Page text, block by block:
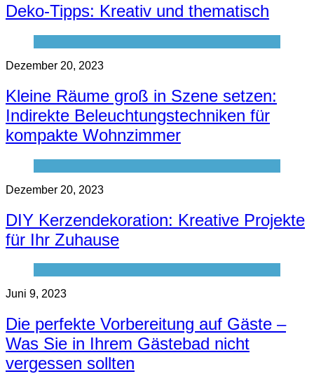
Deko-Tipps: Kreativ und thematisch
Dezember 20, 2023
Kleine Räume groß in Szene setzen:
Indirekte Beleuchtungstechniken für
kompakte Wohnzimmer
Dezember 20, 2023
DIY Kerzendekoration: Kreative Projekte
für Ihr Zuhause
Juni 9, 2023
Die perfekte Vorbereitung auf Gäste –
Was Sie in Ihrem Gästebad nicht
vergessen sollten